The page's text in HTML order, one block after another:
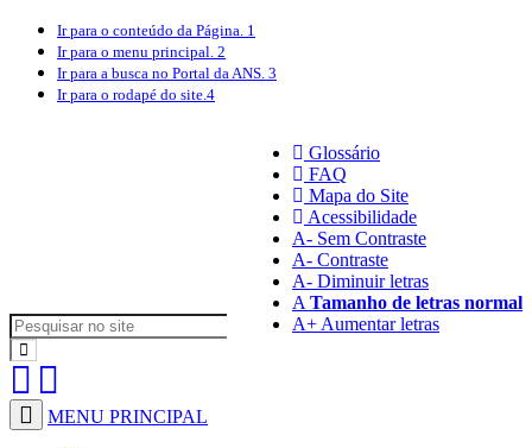
Ir para o conteúdo da Página. 1
Ir para o menu principal. 2
Ir para a busca no Portal da ANS. 3
Ir para o rodapé do site.4
Glossário
FAQ
Mapa do Site
Acessibilidade
A- Sem Contraste
A- Contraste
A- Diminuir letras
A Tamanho de letras normal
A+ Aumentar letras
MENU PRINCIPAL